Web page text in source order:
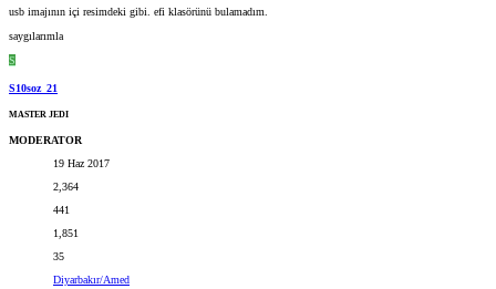
usb imajının içi resimdeki gibi. efi klasörünü bulamadım.
saygılarımla
S
S10soz_21
MASTER JEDI
MODERATOR
19 Haz 2017
2,364
441
1,851
35
Diyarbakır/Amed